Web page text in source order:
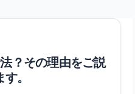
？その理由をご説
。